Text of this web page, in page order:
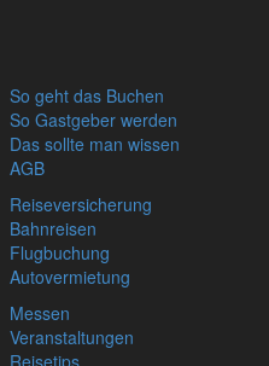
So geht das Buchen
So Gastgeber werden
Das sollte man wissen
AGB
Reiseversicherung
Bahnreisen
Flugbuchung
Autovermietung
Messen
Veranstaltungen
Reisetips